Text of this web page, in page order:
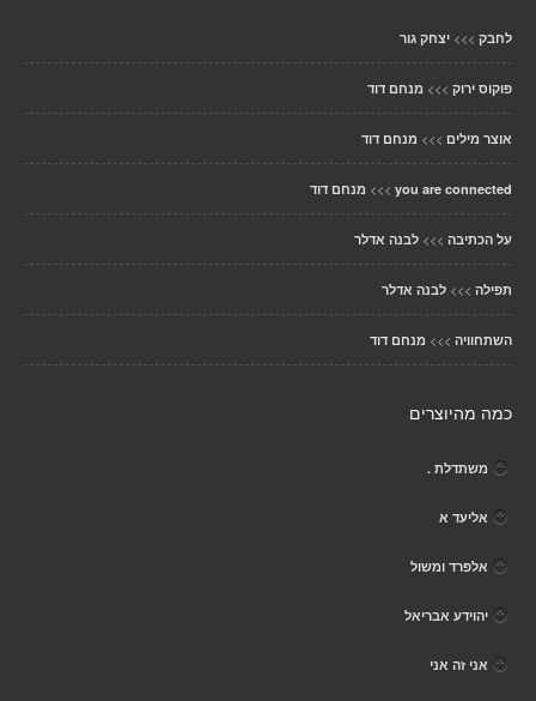
לחבק >>> יצחק גור
פוקוס ירוק >>> מנחם דוד
אוצר מילים >>> מנחם דוד
you are connected
>>> מנחם דוד
על הכתיבה >>> לבנה אדלר
תפילה >>> לבנה אדלר
השתחוויה >>> מנחם דוד
כמה מהיוצרים
משתדלת .
אליעד א
אלפרד ומשול
יהוידע אבריאל
אני זה אני